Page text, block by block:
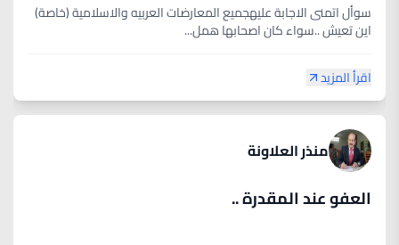
سوأل اتمنى الاجابة عليهجميع المعارضات العربيه والاسلامية (خاصة)
اين تعيش ..سواء كان اصحابها همل...
اقرأ المزيد
منذر العلاونة
العفو عند المقدرة ..